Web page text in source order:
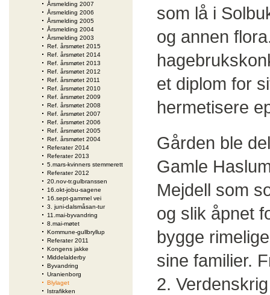
Årsmelding 2007
Årsmelding 2006
Årsmelding 2005
Årsmelding 2004
Årsmelding 2003
Ref. årsmøtet 2015
Ref. årsmøtet 2014
Ref. årsmøtet 2013
Ref. årsmøtet 2012
Ref. årsmøtet 2011
Ref. årsmøtet 2010
Ref. årsmøtet 2009
Ref. årsmøtet 2008
Ref. årsmøtet 2007
Ref. årsmøtet 2006
Ref. årsmøtet 2005
Ref. årsmøtet 2004
Referater 2014
Referater 2013
5.mars-kvinners stemmerett
Referater 2012
20.nov-tr.gulbranssen
16.okt-jobu-sagene
16.sept-gammel vei
3. juni-dalsmåsan-tur
11.mai-byvandring
8.mai-møtet
Kommune-gullbryllup
Referater 2011
Kongens jakke
Middelalderby
Byvandring
Uranienborg
Blylaget
Istrafikken
som lå i
og annen
et diplom for
hermetisere
Gården ble
Gamle
Mejdell som
og slik åpnet
bygge
sine familier.
2.